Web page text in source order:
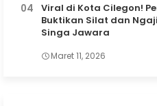
Viral di Kota Cilegon!
Buktikan Silat dan
Singa Jawara
Maret 11, 2026